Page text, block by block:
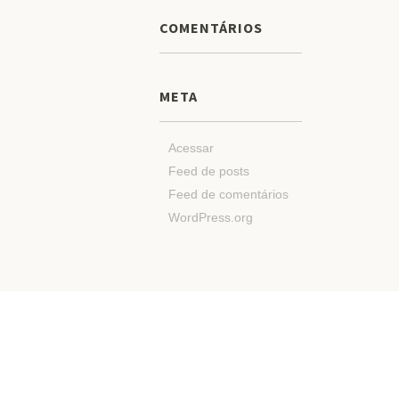
COMENTÁRIOS
META
Acessar
Feed de posts
Feed de comentários
WordPress.org